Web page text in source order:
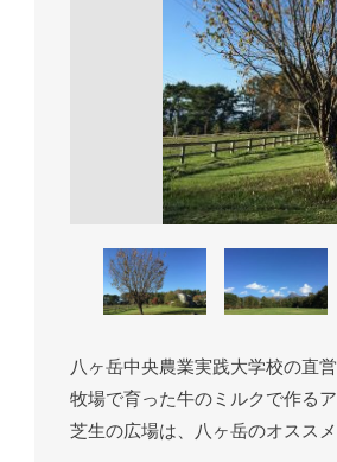
八ヶ岳中央農業実践大学校の直
牧場で育った牛のミルクで作る
芝生の広場は、八ヶ岳のオススメ